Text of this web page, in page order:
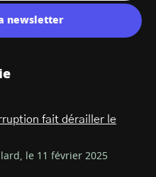
newsletter
fait dérailler le
le 11 février 2025